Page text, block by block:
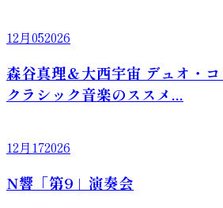
12月052026
森谷真理＆大西宇宙 デュオ・
クラシック音楽のススメ...
12月172026
N響「第9」演奏会